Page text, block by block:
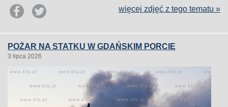
więcej zdjęć z tego tematu »
POŻAR NA STATKU W GDAŃSKIM PORCIE
3 lipca 2026